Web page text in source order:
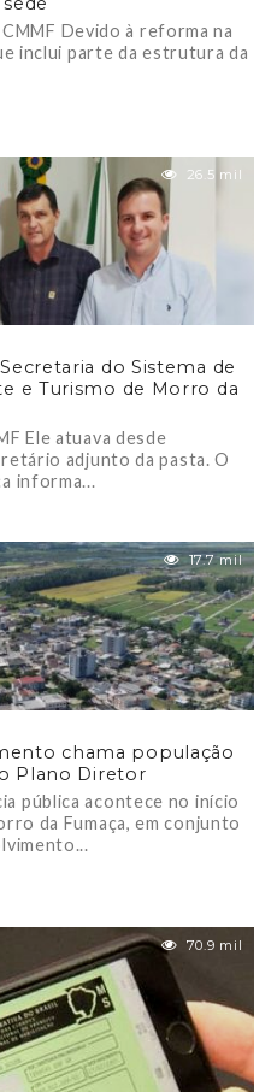
Devido à reforma na
inclui parte da estrutura da
26.5 mil
do Sistema de
e Turismo de Morro da
Ele atuava desde
adjunto da pasta. O
informa...
17.7 mil
chama população
Plano Diretor
pública acontece no início
da Fumaça, em conjunto
70.9 mil